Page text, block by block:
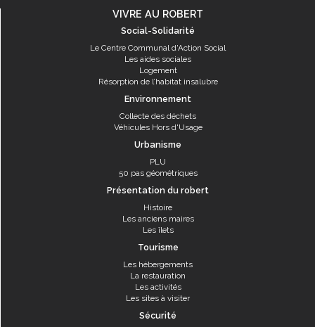
VIVRE AU ROBERT
Social-Solidarité
Le Centre Communal d'Action Social
Les aides sociales
Logement
Résorption de l’habitat insalubre
Environnement
Collecte des déchets
Véhicules Hors d'Usage
Urbanisme
PLU
50 pas géométriques
Présentation du robert
Histoire
Les anciens maires
Les îlets
Tourisme
Les hébergements
La restauration
Les activités
Les sites à visiter
Sécurité